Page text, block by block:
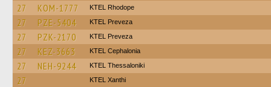
27 KOM-1777 KTEL Rhodope
27 PZE-5404 KTEL Preveza
27 PZK-2170 KTEL Preveza
27 KEZ-3663 KTEL Cephalonia
27 NEH-9244 KTEL Thessaloniki
27 KTEL Xanthi